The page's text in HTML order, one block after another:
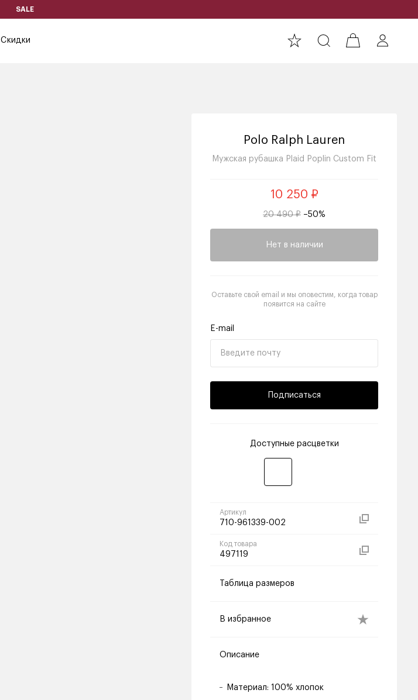
SALE
Скидки
Polo Ralph Lauren
Мужская рубашка Plaid Poplin Custom Fit
10 250 ₽
20 490 ₽ –50%
Нет в наличии
Оставьте свой email и мы оповестим, когда товар
появится на сайте
E-mail
Подписаться
Доступные расцветки
Артикул
710-961339-002
Код товара
497119
Таблица размеров
В избранное
Описание
Материал: 100% хлопок